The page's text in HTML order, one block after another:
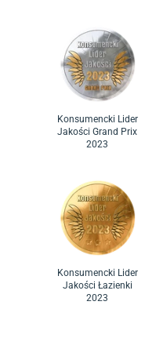
Konsumencki Lider
Jakości Grand Prix
2023
Konsumencki Lider
Jakości Łazienki
2023